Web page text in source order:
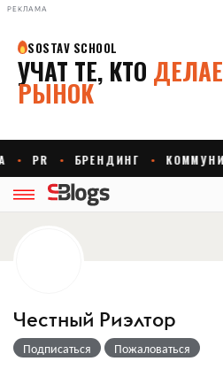
РЕКЛАМА
Честный Риэлтор
Подписаться Пожаловаться